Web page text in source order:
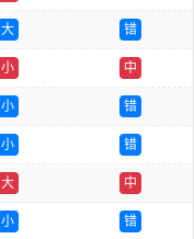
大 错
小 中
小 错
小 错
大 中
小 错